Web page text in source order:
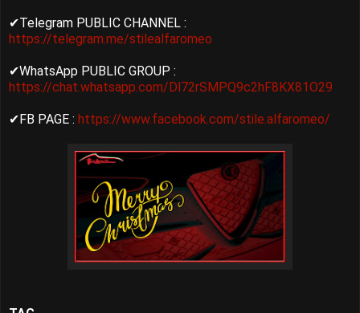
✔Telegram PUBLIC CHANNEL :
https://telegram.me/stilealfaromeo
✔WhatsApp PUBLIC GROUP :
https://chat.whatsapp.com/Dl72rSMPQ9c2hF8KX81O29
✔FB PAGE : https://www.facebook.com/stile.alfaromeo/